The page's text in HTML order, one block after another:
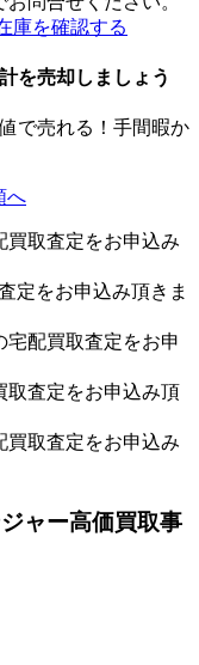
庫を確認する
を売却しましょう
で売れる！手間暇か
へ
買取査定をお申込み
定をお申込み頂きま
宅配買取査定をお申
取査定をお申込み頂
買取査定をお申込み
ャー高価買取事